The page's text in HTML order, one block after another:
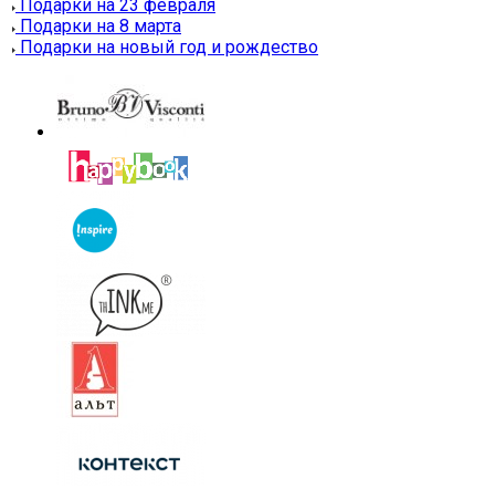
Подарки на 23 февраля
Подарки на 8 марта
Подарки на новый год и рождество